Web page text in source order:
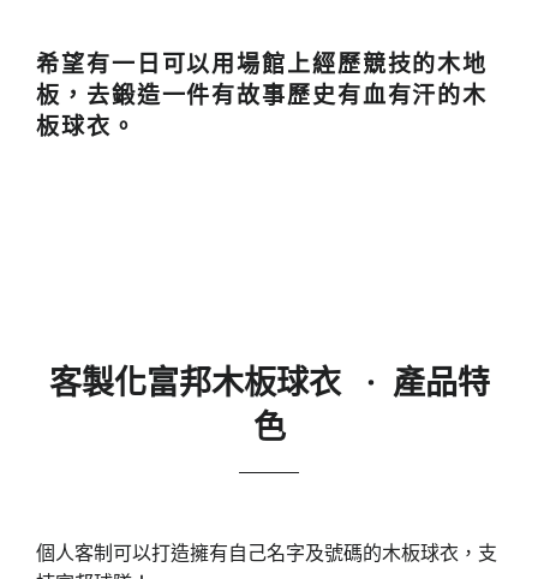
希望有一日可以用場館上經歷競技的木地
板，去鍛造一件有故事歷史有血有汗的木
板球衣。
客製化富邦木板球衣 · 產品特
色
個人客制可以打造擁有自己名字及號碼的木板球衣，支